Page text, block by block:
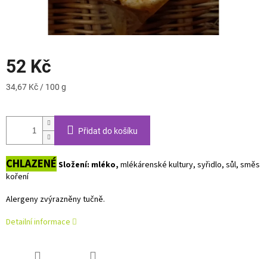
52 Kč
Měrná
34,67 Kč / 100 g
Přidat do košíku
CHLAZENÉ Složení: mléko, mlékárenské kultury, syřidlo, sůl, směs
koření
Alergeny zvýrazněny tučně.
Detailní informace